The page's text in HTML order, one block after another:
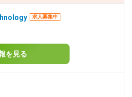
求人募集中
を見る